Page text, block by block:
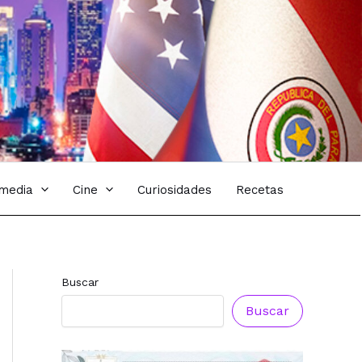
Cine Curiosidades Recetas
Buscar
Buscar